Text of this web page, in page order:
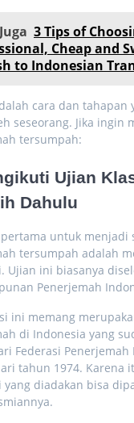
3 Tips of
Cheap and
to Indonesian
cara dan tahapan
seseorang. Jika ingin
tersumpah:
Ujian
Dahulu
untuk menjadi
tersumpah adalah
Ujian ini biasanya
Penerjemah
ini memang
di Indonesia yang
Federasi
tahun 1974. Karena
yang diadakan bisa